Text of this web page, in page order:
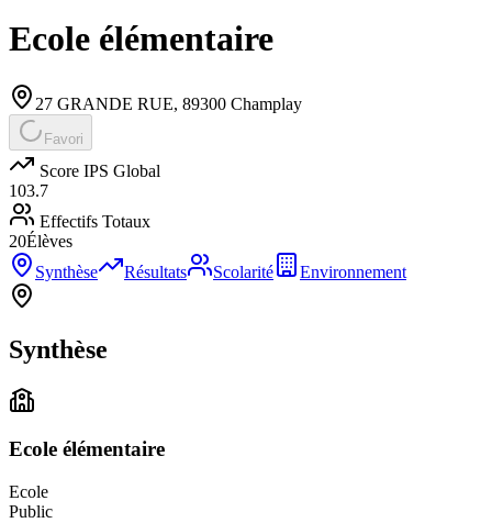
Ecole élémentaire
27 GRANDE RUE, 89300 Champlay
Favori
Score IPS Global
103.7
Effectifs Totaux
20Élèves
Synthèse
Résultats Scolarité Environnement
Synthèse
Ecole élémentaire
Ecole
Public